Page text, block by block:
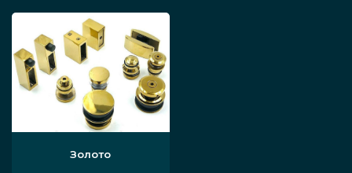
Золото